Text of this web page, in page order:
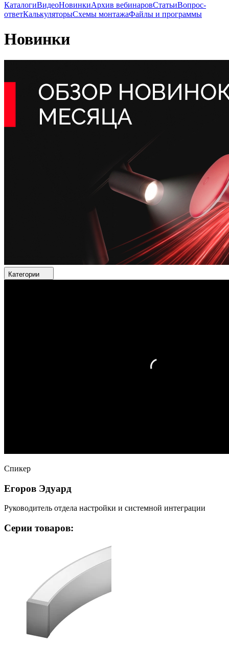
КаталогиВидеоНовинкиАрхив вебинаровСтатьиВопрос-
ответКалькуляторыСхемы монтажаФайлы и программы
Новинки
Категории
Спикер
Егоров Эдуард
Руководитель отдела настройки и системной интеграции
Серии товаров: